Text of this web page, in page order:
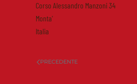
Corso Alessandro Manzoni 34
Monta'
Italia
PRECEDENTE